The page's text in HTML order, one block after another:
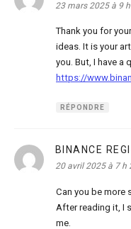
23 mars 2025 à 9
Thank you for
ideas. It is your
you. But, I have a
https://
RÉPONDRE
BINANCE
20 avril 2025 à 7 h
Can you be more
After reading it, I
me.